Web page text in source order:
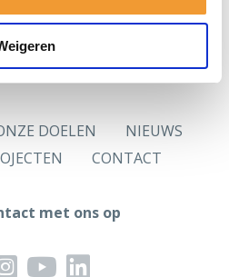
opgenomen persoonlijk
DOELEN
NIEUWS
CONTACT
met ons op